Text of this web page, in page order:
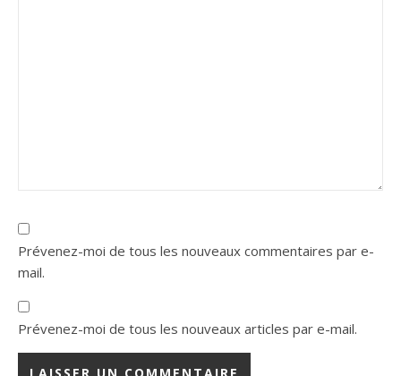
Prévenez-moi de tous les nouveaux commentaires par e-
mail.
Prévenez-moi de tous les nouveaux articles par e-mail.